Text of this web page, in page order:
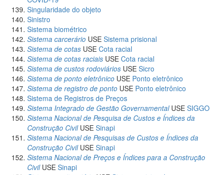
Singularidade do objeto
Sinistro
Sistema biométrico
Sistema carcerário USE Sistema prisional
Sistema de cotas USE Cota racial
Sistema de cotas raciais USE Cota racial
Sistema de custos rodoviários USE Sicro
Sistema de ponto eletrônico USE Ponto eletrônico
Sistema de registro de ponto USE Ponto eletrônico
Sistema de Registros de Preços
Sistema Integrado de Gestão GovernamentalUSE SIGGO
Sistema Nacional de Pesquisa de Custos e Índices da
Construção CivilUSE Sinapi
Sistema Nacional de Pesquisas de Custos e Índices da
Construção CivilUSE Sinapi
Sistema Nacional de Preços e Índices para a Construção
CivilUSE Sinapi